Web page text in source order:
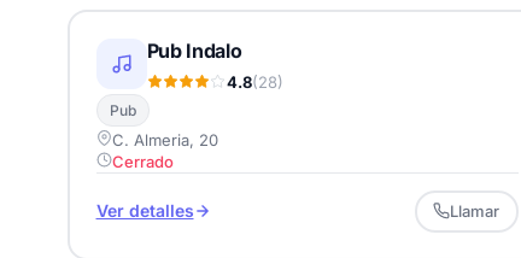
Pub Indalo
4.8(28)
Pub
C. Almeria, 20
Cerrado
Ver detalles Llamar